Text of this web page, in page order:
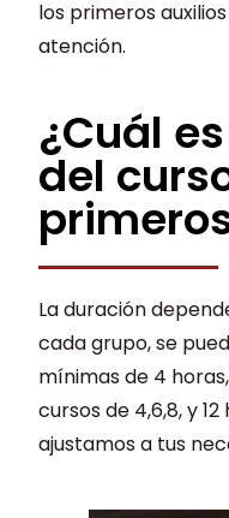
los primeros
atención.
¿Cuál
del
La duración
cada grupo, se
mínimas de 4
cursos de 4,6,8, y
ajustamos a tus